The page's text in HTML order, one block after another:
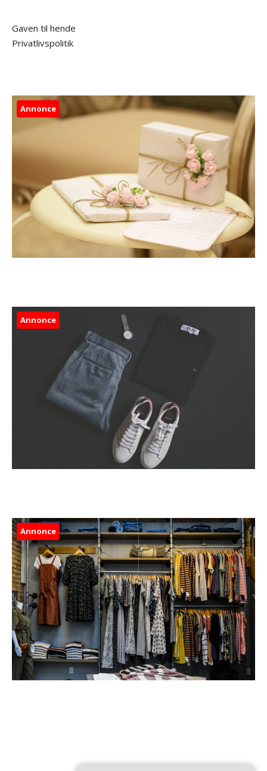
Gaven til hende
Privatlivspolitik
Annonce
Annonce
Annonce